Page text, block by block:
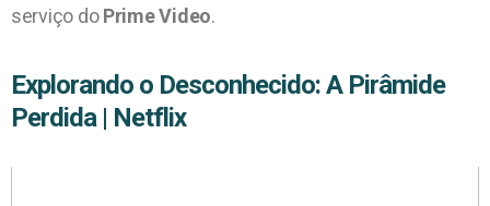
serviço doPrime Video.
Explorando o Desconhecido: A Pirâmide
Perdida | Netflix